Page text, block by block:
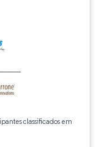
classificados em